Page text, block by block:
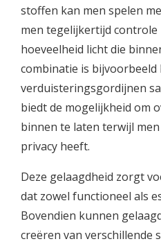
stoffen kan men spelen
men tegelijkertijd controle
hoeveelheid licht die
combinatie is
verduisteringsgordijnen
biedt de mogelijkheid om
binnen te laten terwijl men
privacy heeft.
Deze gelaagdheid zorgt
dat zowel functioneel als
Bovendien kunnen
creëren van verschillende